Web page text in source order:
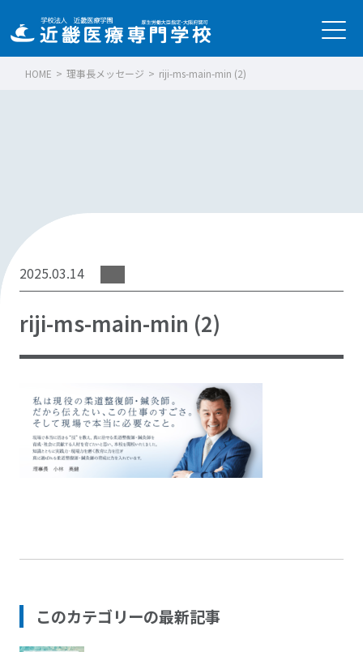
HOME > 理事長メッセージ > riji-ms-main-min (2)
2025.03.14
riji-ms-main-min (2)
このカテゴリーの最新記事